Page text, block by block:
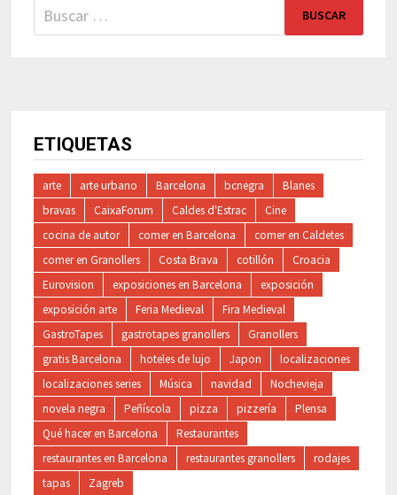
Buscar:
ETIQUETAS
arte arte urbano Barcelona bcnegra
Blanes
bravas
CaixaForum Caldes d'Estrac
Cine
cocina de autor
comer en Barcelona
comer en Caldetes
comer en Granollers
Costa Brava cotillón
Croacia
Eurovision
exposiciones en Barcelona
exposición
exposición arte
Feria Medieval
Fira Medieval
GastroTapes
gastrotapes granollers
Granollers
gratis Barcelona
hoteles de lujo Japon
localizaciones
localizaciones series
Música navidad
Nochevieja
novela negra
Peñíscola pizza pizzería
Plensa
Qué hacer en Barcelona
Restaurantes
restaurantes en Barcelona
restaurantes granollers
rodajes
tapas
Zagreb